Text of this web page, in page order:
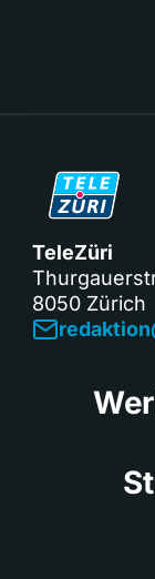
TeleZüri
8050 Zürich